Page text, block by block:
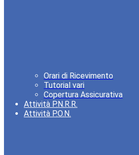
Orari di Ricevimento
Tutorial vari
Copertura Assicurativa
Attività P.N.R.R.
Attività P.O.N.